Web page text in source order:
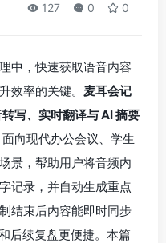
127 0 0
中，快速获取语音内容
效率的关键。 麦耳会记
写、实时翻译与 AI 摘要
向现代办公会议、学生
景，帮助用户将音频内
记录，并自动生成重点
结束后内容能即时同步
后续复盘更便捷。本篇